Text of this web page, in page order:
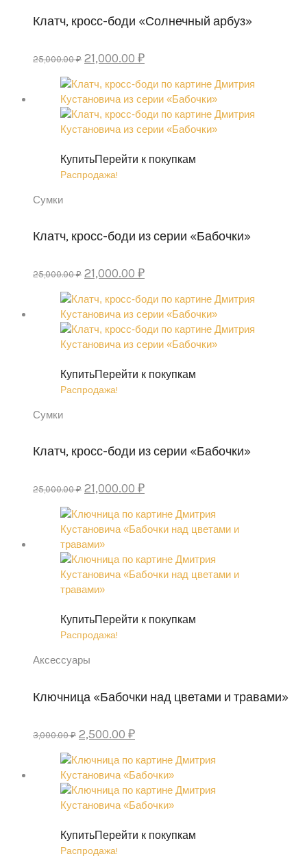
Клатч, кросс-боди «Солнечный арбуз»
25,000.00 ₽ Первоначальная
составляла
25,000.00 ₽.
21,000.00 ₽Текущая
21,000.00 ₽.
КупитьПерейти к покупкам
Распродажа!
Сумки
Клатч, кросс-боди из серии «Бабочки»
25,000.00 ₽ Первоначальная
составляла
25,000.00 ₽.
21,000.00 ₽Текущая
21,000.00 ₽.
КупитьПерейти к покупкам
Распродажа!
Сумки
Клатч, кросс-боди из серии «Бабочки»
25,000.00 ₽ Первоначальная
составляла
25,000.00 ₽.
21,000.00 ₽Текущая
21,000.00 ₽.
КупитьПерейти к покупкам
Распродажа!
Аксессуары
Ключница «Бабочки над цветами и травами»
3,000.00 ₽ Первоначальная
составляла
3,000.00 ₽.
2,500.00 ₽Текущая
2,500.00 ₽.
КупитьПерейти к покупкам
Распродажа!